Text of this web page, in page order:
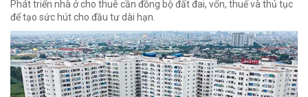
Phát triển nhà ở cho thuê cần đồng bộ đất đai, vốn, thuế và thủ tục
để tạo sức hút cho đầu tư dài hạn.